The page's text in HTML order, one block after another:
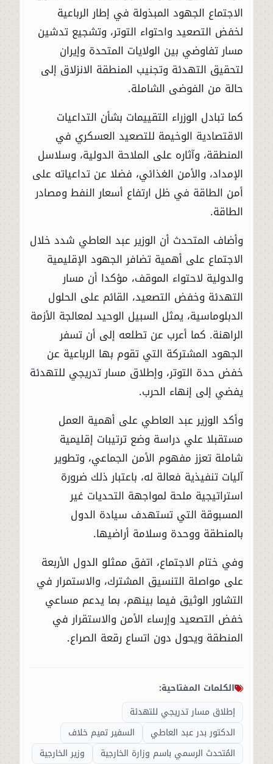
الاجتماع الجهود المبذولة في إطار الرباعية
لخفض التصعيد واحتواء التوتر، وتشجيع تدشين
مسار تفاوضي بين الولايات المتحدة وإيران
لتحقيق التهدئة وتجنيب المنطقة الانزلاق إلى
حالة من الفوضى الشاملة.
كما تبادل الوزراء التقييمات بشأن التداعيات
الاقتصادية الوخيمة للتصعيد العسكري في
المنطقة، وآثاره على الملاحة الدولية، وسلاسل
الإمداد، والأمن الغذائي، فضلا عن تداعياته على
أمن الطاقة في ظل ارتفاع أسعار النفط ومصادر
الطاقة.
وأضاف المتحدث أن الوزير عبد العاطي شدد خلال
الاجتماع على أهمية تضافر الجهود الإقليمية
والدولية لاحتواء الموقف، مؤكدا أن مسار
التهدئة وخفض التصعيد، القائم على الحلول
الدبلوماسية، يمثل السبيل الوحيد لمعالجة الأزمة
الراهنة. كما أعرب عن تطلعه إلى أن تسفر
الجهود المشتركة التي تقوم بها الرباعية عن
خفض حدة التوتر، وإطلاق مسار تدريجي للتهدئة
يفضي إلى إنهاء الحرب.
وأكد الوزير عبد العاطي على أهمية العمل
مستقبلا علي دراسة وضع ترتيبات إقليمية
شاملة تعزز مفهوم الأمن الجماعي، وتطوير
آليات تنفيذية فعالة له، باعتبار ذلك ضرورة
استراتيجية ملحة لمواجهة التحديات غير
المسبوقة التي تستهدف سيادة الدول
بالمنطقة ووحدة وسلامة أراضيها.
وفي ختام الاجتماع، اتفق ممثلو الدول الأربعة
على مواصلة التنسيق المشترك، والاستمرار في
التشاور الوثيق فيما بينهم، بما يدعم مساعي
خفض التصعيد وإرساء الأمن والاستقرار في
المنطقة ويحول دون اتساع رقعة الصراع.
الكلمات المفتاحية:
إطلاق مسار تدريجي للتهدئة
الدكتور بدر عبد العاطي
السفير تميم خلاف
المُتحدث الرسمي باسم وزارة الخارجية
وزير الخارجية